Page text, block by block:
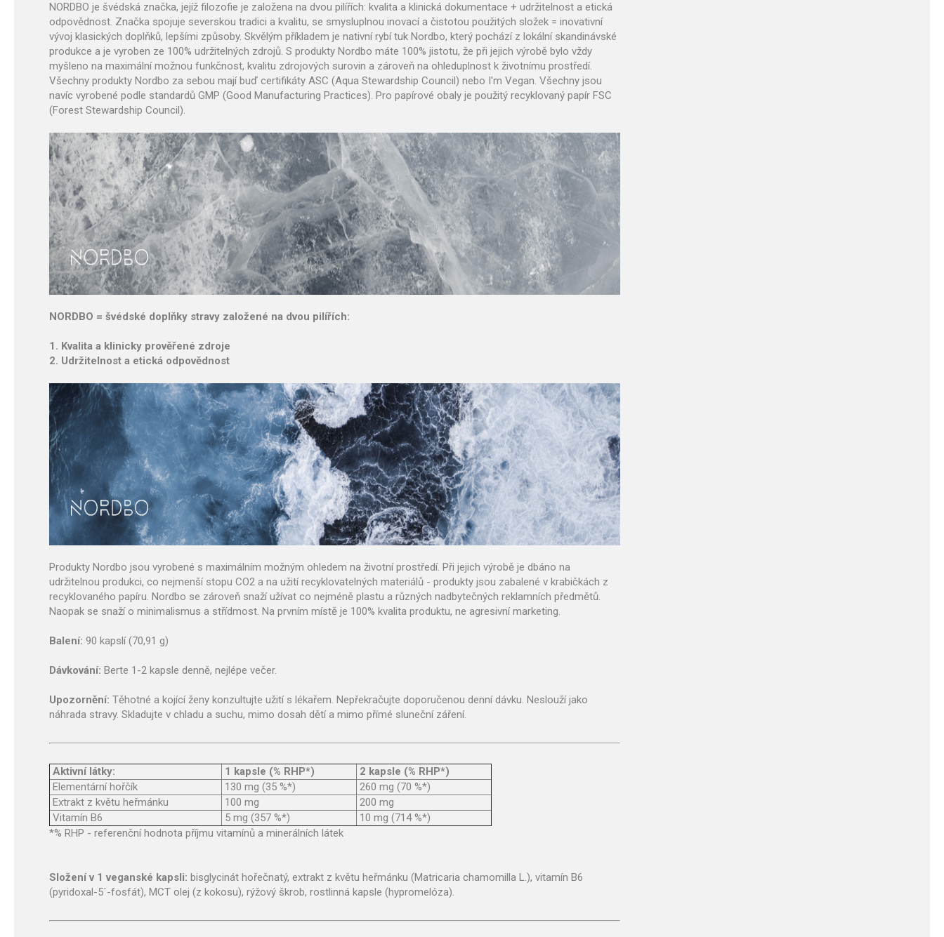
NORDBO je švédská značka, jejíž filozofie je založena na dvou pilířích: kvalita a klinická dokumentace + udržitelnost a etická
odpovědnost. Značka spojuje severskou tradici a kvalitu, se smysluplnou inovací a čistotou použitých složek = inovativní
vývoj klasických doplňků, lepšími způsoby. Skvělým příkladem je nativní rybí tuk Nordbo, který pochází z lokální skandinávské
produkce a je vyroben ze 100% udržitelných zdrojů. S produkty Nordbo máte 100% jistotu, že při jejich výrobě bylo vždy
myšleno na maximální možnou funkčnost, kvalitu zdrojových surovin a zároveň na ohleduplnost k životnímu prostředí.
Všechny produkty Nordbo za sebou mají buď certifikáty ASC (Aqua Stewardship Council) nebo I'm Vegan. Všechny jsou
navíc vyrobené podle standardů GMP (Good Manufacturing Practices). Pro papírové obaly je použitý recyklovaný papír FSC
(Forest Stewardship Council).
NORDBO = švédské doplňky stravy založené na dvou pilířích:
1. Kvalita a klinicky prověřené zdroje
2. Udržitelnost a etická odpovědnost
Produkty Nordbo jsou vyrobené s maximálním možným ohledem na životní prostředí. Při jejich výrobě je dbáno na
udržitelnou produkci, co nejmenší stopu CO2 a na užití recyklovatelných materiálů - produkty jsou zabalené v krabičkách z
recyklovaného papíru. Nordbo se zároveň snaží užívat co nejméně plastu a různých nadbytečných reklamních předmětů.
Naopak se snaží o minimalismus a střídmost. Na prvním místě je 100% kvalita produktu, ne agresivní marketing.
Balení: 90 kapslí (70,91 g)
Dávkování: Berte 1-2 kapsle denně, nejlépe večer.
Upozornění: Těhotné a kojící ženy konzultujte užití s lékařem. Nepřekračujte doporučenou denní dávku. Neslouží jako
náhrada stravy. Skladujte v chladu a suchu, mimo dosah dětí a mimo přímé sluneční záření.
Aktivní látky: 1 kapsle (% RHP*)
2 kapsle (% RHP*)
Elementární hořčík
130 mg (35 %*)
260 mg (70 %*)
Extrakt z květu heřmánku
100 mg
200 mg
Vitamín B6
5 mg (357 %*)
10 mg (714 %*)
*% RHP - referenční hodnota příjmu vitamínů a minerálních látek
Složení v 1 veganské kapsli: bisglycinát hořečnatý, extrakt z květu heřmánku (Matricaria chamomilla L.), vitamín B6
(pyridoxal-5´-fosfát), MCT olej (z kokosu), rýžový škrob, rostlinná kapsle (hypromelóza).